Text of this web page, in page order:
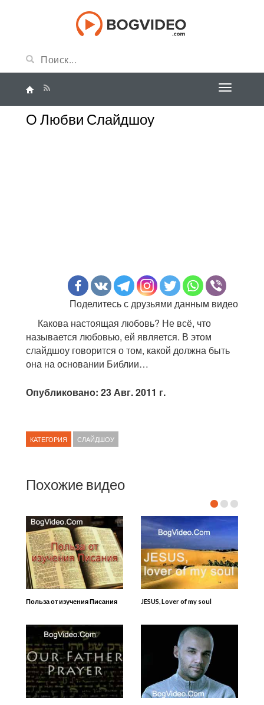
О Любви Слайдшоу
Поделитесь с друзьями данным видео
Какова настоящая любовь? Не всё, что
называется любовью, ей является. В этом
слайдшоу говорится о том, какой должна быть
она на основании Библии…
Опубликовано: 23 Авг. 2011 г.
КАТЕГОРИЯ СЛАЙДШОУ
Похожие видео
Польза от изучения Писания JESUS, Lover of my soul